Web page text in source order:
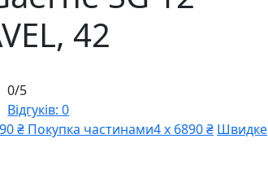
42
0/5
Відгуків: 0
₴ Покупка частинами4 х 6890 ₴ Швидке